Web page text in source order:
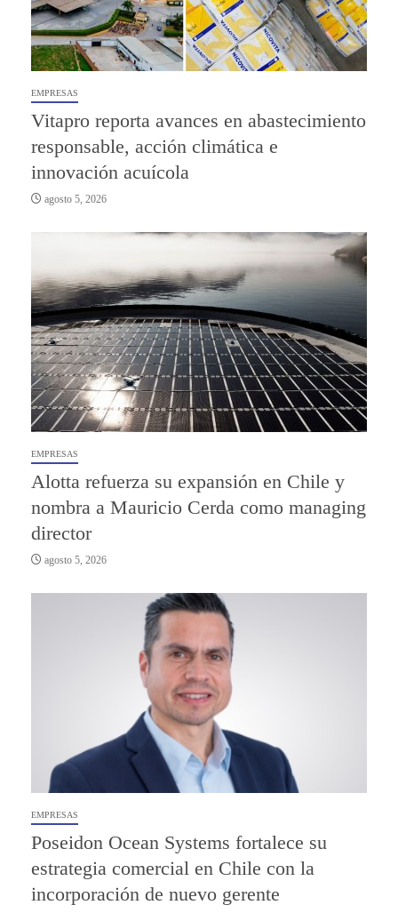
EMPRESAS
Vitapro reporta avances en abastecimiento
responsable, acción climática e
innovación acuícola
agosto 5, 2026
EMPRESAS
Alotta refuerza su expansión en Chile y
nombra a Mauricio Cerda como managing
director
agosto 5, 2026
EMPRESAS
Poseidon Ocean Systems fortalece su
estrategia comercial en Chile con la
incorporación de nuevo gerente